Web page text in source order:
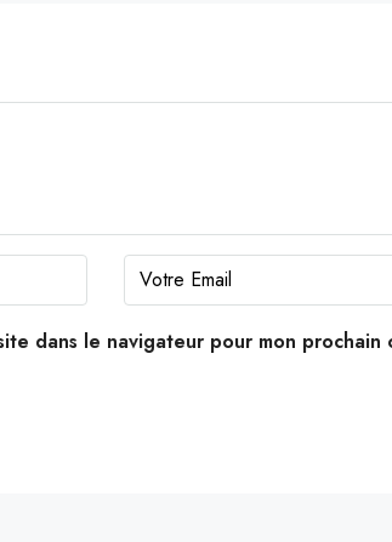
dans le navigateur pour mon prochain